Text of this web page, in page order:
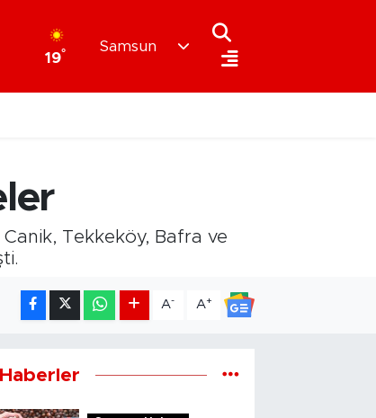
19°
Samsun
Tekkeköy, Bafra ve
A- A+